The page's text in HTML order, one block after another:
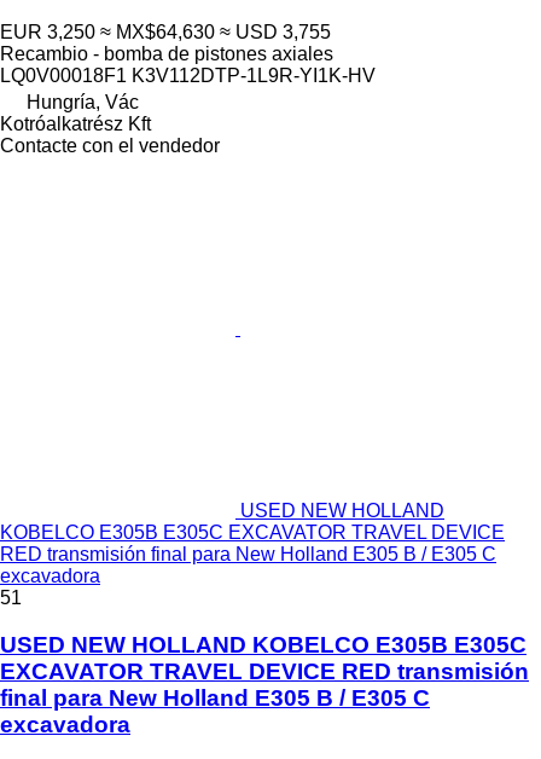
EUR 3,250 ≈ MX$64,630 ≈ USD 3,755
Recambio - bomba de pistones axiales
LQ0V00018F1 K3V112DTP-1L9R-YI1K-HV
Hungría, Vác
Kotróalkatrész Kft
Contacte con el vendedor
USED NEW HOLLAND
KOBELCO E305B E305C EXCAVATOR TRAVEL DEVICE
RED transmisión final para New Holland E305 B / E305 C
excavadora
51
USED NEW HOLLAND KOBELCO E305B E305C
EXCAVATOR TRAVEL DEVICE RED transmisión
final para New Holland E305 B / E305 C
excavadora